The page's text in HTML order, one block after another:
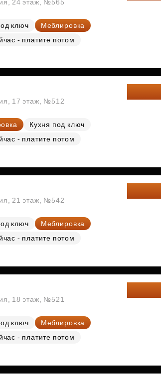
24 этаж, №565
ключ
Меблировка
- платите потом
17 этаж, №512
Кухня под ключ
- платите потом
21 этаж, №542
ключ
Меблировка
- платите потом
18 этаж, №521
ключ
Меблировка
- платите потом